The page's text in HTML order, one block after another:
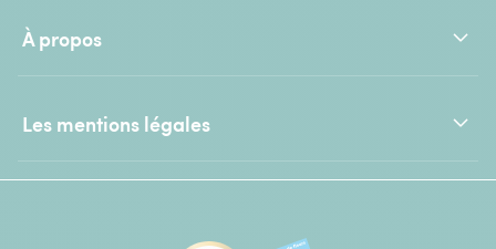
À propos
Les mentions légales